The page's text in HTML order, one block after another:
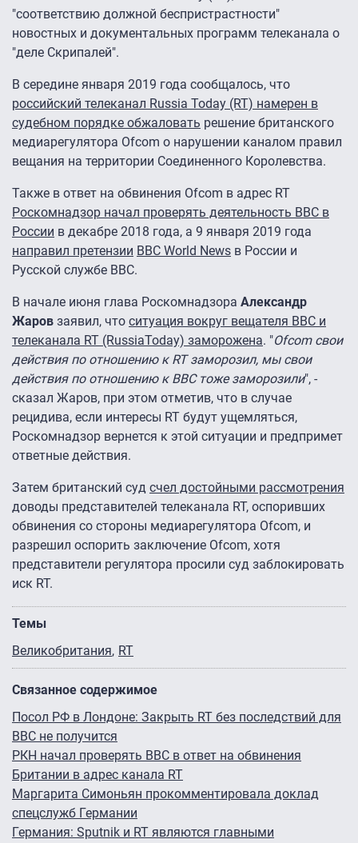
"соответствию должной беспристрастности"
новостных и документальных программ телеканала о
"деле Скрипалей".
В середине января 2019 года сообщалось, что
российский телеканал Russia Today (RT) намерен в
судебном порядке обжаловать решение британского
медиарегулятора Ofcom о нарушении каналом правил
вещания на территории Соединенного Королевства.
Также в ответ на обвинения Ofcom в адрес RT
Роскомнадзор начал проверять деятельность BBC в
России в декабре 2018 года, а 9 января 2019 года
направил претензии BBC World News в России и
Русской службе BBC.
В начале июня глава Роскомнадзора Александр
Жаров заявил, что ситуация вокруг вещателя BBC и
телеканала RT (RussiaToday) заморожена. "Ofcom свои
действия по отношению к RT заморозил, мы свои
действия по отношению к BBC тоже заморозили", -
сказал Жаров, при этом отметив, что в случае
рецидива, если интересы RT будут ущемляться,
Роскомнадзор вернется к этой ситуации и предпримет
ответные действия.
Затем британский суд счел достойными рассмотрения
доводы представителей телеканала RT, оспоривших
обвинения со стороны медиарегулятора Ofcom, и
разрешил оспорить заключение Ofcom, хотя
представители регулятора просили суд заблокировать
иск RT.
Темы
Великобритания RT
Связанное содержимое
Посол РФ в Лондоне: Закрыть RT без последствий для
BBC не получится
РКН начал проверять BBC в ответ на обвинения
Британии в адрес канала RT
Маргарита Симоньян прокомментировала доклад
спецслужб Германии
Германия: Sputnik и RT являются главными